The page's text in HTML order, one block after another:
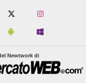
Newtwork di